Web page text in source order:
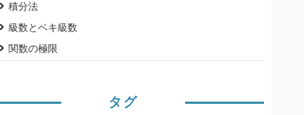
積分法
級数とベキ級数
関数の極限
タグ